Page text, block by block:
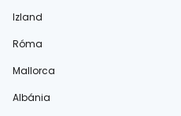
Izland
Róma
Mallorca
Albánia